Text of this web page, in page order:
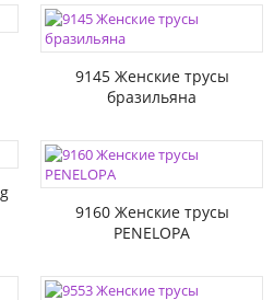
9145 Женские трусы
бразильяна
9160 Женские трусы
PENELOPA